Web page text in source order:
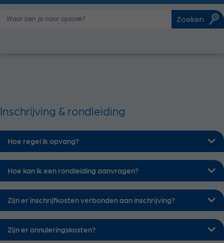
Toon alle veelgestelde vragen
Facturatie
Kinderopvangtoeslag
Jaarbegroting
Intake, wennen & studiedagen
Ouderportaal
Vakantieopvang, extra opvang & ruilen
Privacy
Zoeken
Inschrijving & rondleiding
Hoe regel ik opvang?
Hoe kan ik een rondleiding aanvragen?
Zijn er inschrijfkosten verbonden aan inschrijving?
Zijn er annuleringskosten?